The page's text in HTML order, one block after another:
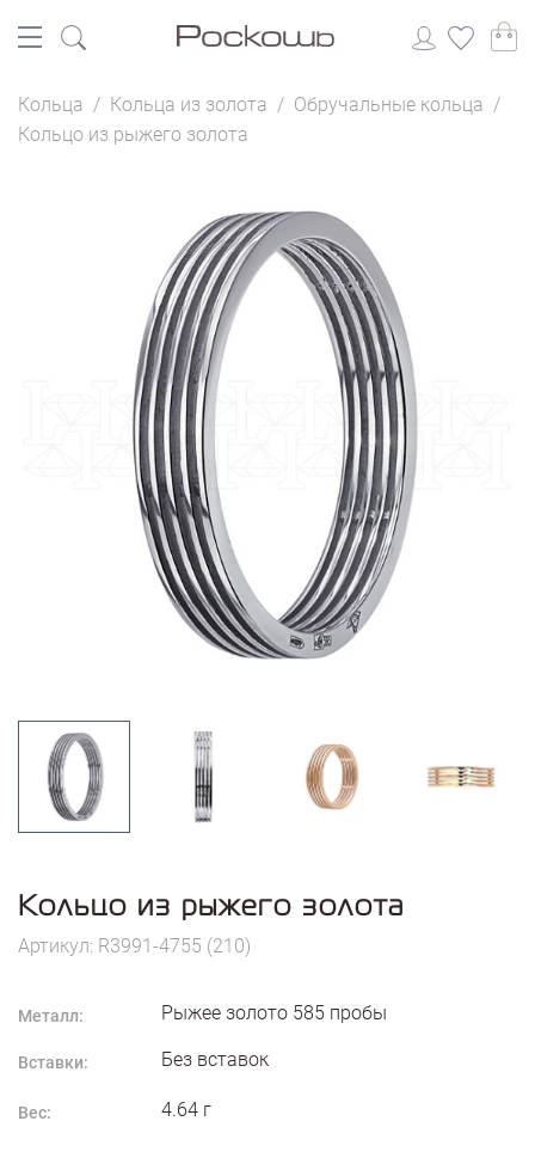
Кольца / Кольца из золота / Обручальные кольца /
Кольцо из рыжего золота
Кольцо из рыжего золота
Артикул: R3991-4755 (210)
Металл: Рыжее золото 585 пробы
Вставки: Без вставок
Вес: 4.64 г